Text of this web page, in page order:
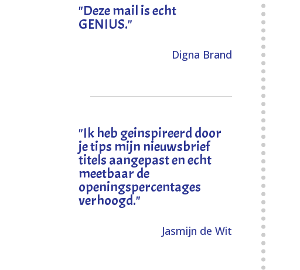
"Deze mail is echt
GENIUS."
Digna Brand
"Ik heb geinspireerd door
je tips mijn nieuwsbrief
titels aangepast en echt
meetbaar de
openingspercentages
verhoogd."
Jasmijn de Wit